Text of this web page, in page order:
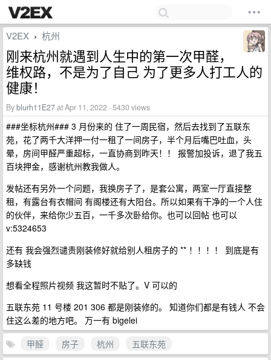
V2EX › 杭州
刚来杭州就遇到人生中的第一次甲醛，
维权路，不是为了自己 为了更多人打工人的
健康！
Byblurh11E27at Apr 11, 2022 · 5430 views
###坐标杭州### 3 月份来的 住了一周民宿，然后去找到了五联东
苑，花了两千大洋押一付一租了一间房子，半个月后嘴巴吐血，头
晕，房间甲醛严重超标，一直协商到昨天！！ 报警加投诉，退了我五
百块押金，感谢杭州教我做人。
发帖还有另外一个问题，我换房子了，是套公寓，两室一厅直接整
租，有露台有衣帽间 有阁楼还有大阳台。所以如果有干净的一个人住
的伙伴，来给你少五百，一千多次卧给你。也可以回帖 也可以
v:5324653
还有 我会强烈谴责刚装修好就给别人租房子的 ** ！！！！ 到底是有
多缺钱
想看全程照片视频 我这暂时不贴了。V 可以的
五联东苑 11 号楼 201 306 都是刚装修的。 知道你们都是有钱人 不会
住这么差的地方吧。 万一有 bigelei
甲醛
房子 杭州
五联东苑